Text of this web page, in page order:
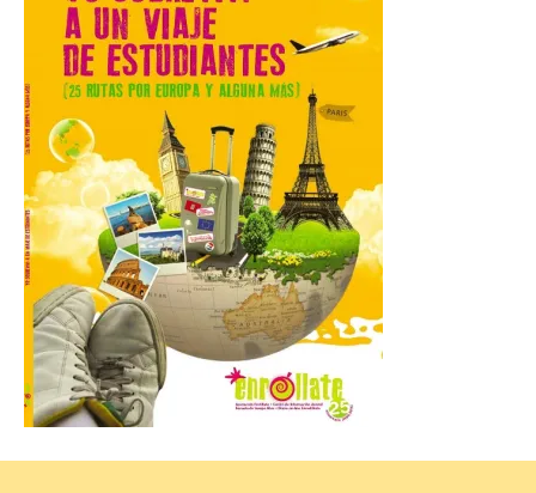
León es la provincia más
económica (116€/noche),
pero también una de las
más agotadas: solo un 4%
de alojamientos libres.
Zamora, Palencia y Álava son las
provincias con menos margen: apenas un
1% de los alojamientos siguen libres para
esas […]
El eclipse genera un boom
de reservas hoteleras y
precios desorbitados,
según SiteMinder
7 Ago 2026